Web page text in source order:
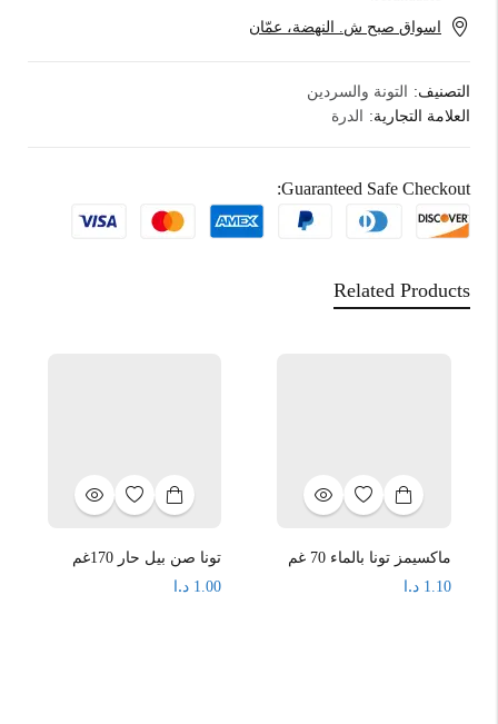
اسواق صبح ش. النهضة، عمّان
التصنيف:
التونة والسردين
العلامة التجارية:
الدرة
Guaranteed Safe Checkout:
Related Products
ماكسيمز تونا بالماء 70 غم
1.10 د.ا
تونا صن بيل حار 170غم
1.00 د.ا